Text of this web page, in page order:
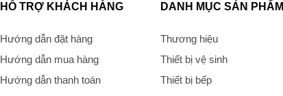
HỖ TRỢ KHÁCH HÀNG
Hướng dẫn đặt hàng
Hướng dẫn mua hàng
Hướng dẫn thanh toán
DANH MỤC SẢN PHẨM
Thương hiệu
Thiết bị vệ sinh
Thiết bị bếp